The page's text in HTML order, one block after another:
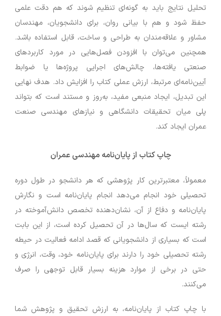
تحلیل نتایج باید به گونه‌ای تنظیم شوند که هم دقت علمی
حفظ شود و هم با بیانی روان، برای دانشجویان، مهندسان
مشاور و علاقه‌مندان به طراحی و ساخت، قابل استفاده باشد.
همچنین می‌توان با افزودن فصل‌هایی در مورد کاربردهای
صنعتی یافته‌ها، چالش‌های اجرایی پروژه‌ها یا ضوابط
آیین‌نامه‌ای مرتبط، ارزش عملی کتاب را افزایش داد. هدف نهایی
این تبدیل، ایجاد منبعی مفید، به‌روز و مستند است که بتواند
پلی میان تحقیقات دانشگاهی و نیازهای مهندسی صنعت
عمران ایجاد کند.
چاپ کتاب از پایان‌نامه مهندسی عمران
معمولاً، معتبرترین کار پژوهشی که هر دانشجو در طول دوره
تحصیلی خود انجام می‌دهد انجام پایان‌نامه است و نگارش
پایان‌نامه و دفاع از آن، نشان‌دهنده تخصص دانش‌آموخته در
رشته ایست که سال‌ها در آن تحصیل کرده است، از این بابت
است که بسیاری از دانشجویانی که قصد ادامه فعالیت در حیطه
رشته تحصیلی خود را دارند برای پایان‌نامه خود، وقت، انرژی و
حتی در برخی از موارد هزینه بسیار قابل توجهی را صرف
می‌کنند.
با چاپ کتاب از پایان‌نامه، به ارزش تحقیق و پژوهش شما